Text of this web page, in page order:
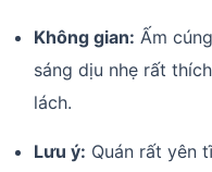
Không gian: Ấm
sáng dịu nhẹ rất
lách.
Lưu ý: Quán rất yên